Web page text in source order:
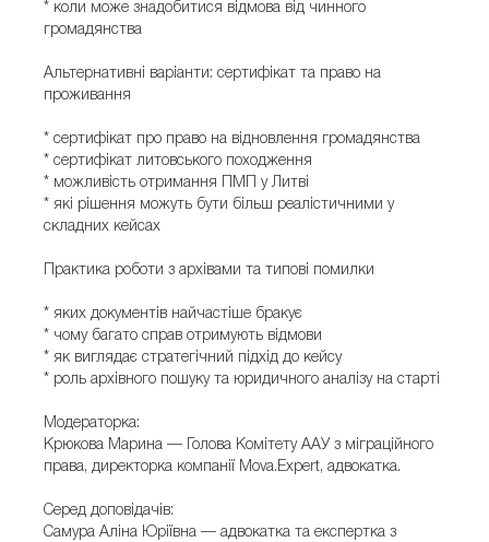
* коли може знадобитися відмова від чинного
громадянства
Альтернативні варіанти: сертифікат та право на
проживання
* сертифікат про право на відновлення громадянства
* сертифікат литовського походження
* можливість отримання ПМП у Литві
* які рішення можуть бути більш реалістичними у
складних кейсах
Практика роботи з архівами та типові помилки
* яких документів найчастіше бракує
* чому багато справ отримують відмови
* як виглядає стратегічний підхід до кейсу
* роль архівного пошуку та юридичного аналізу на старті
Модераторка:
Крюкова Марина — Голова Комітету ААУ з міграційного
права, директорка компанії Mova.Expert, адвокатка.
Серед доповідачів:
Самура Аліна Юріївна — адвокатка та експертка з